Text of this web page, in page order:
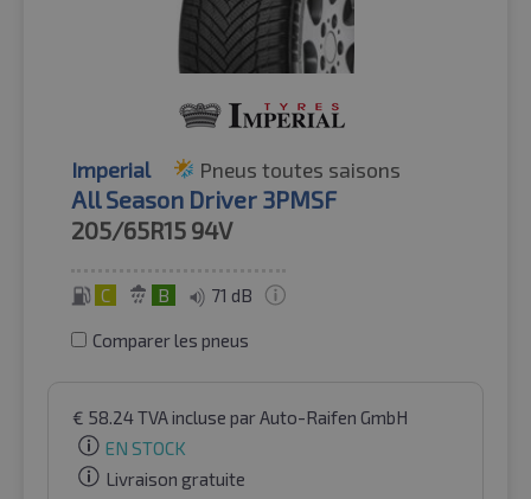
Imperial Pneus toutes saisons
All Season Driver 3PMSF
205/65R15 94V
C B 71 dB
Comparer les pneus
€ 58.24TVA incluse par Auto-Raifen GmbH
EN STOCK
Livraison gratuite